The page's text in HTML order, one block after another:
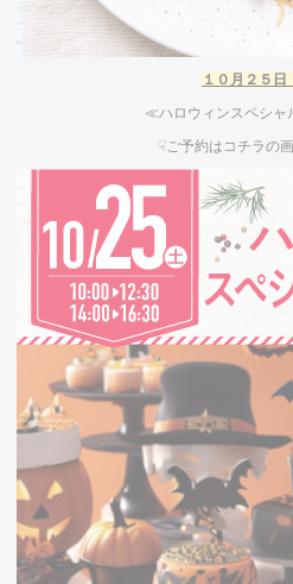
１０ 月２５ 日
≪ハロウィンスペシャ
☟ご予約はコチラの